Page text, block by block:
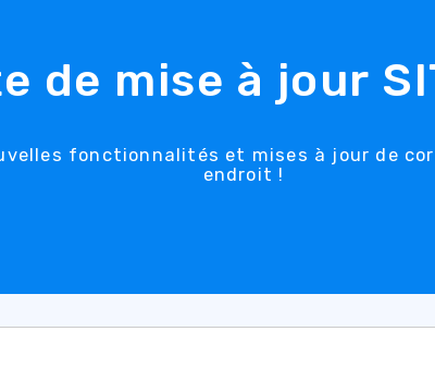
de mise à jour
fonctionnalités et mises à jour de
endroit !